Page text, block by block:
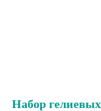
Набор